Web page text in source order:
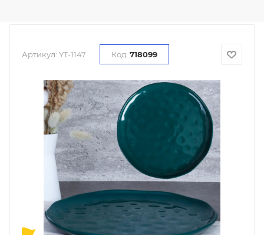
Артикул: YT-1147 Код: 718099